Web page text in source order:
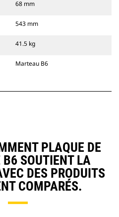
68 mm
543 mm
41.5 kg
Marteau B6
PLAQUE DE
B6 SOUTIENT LA
DES PRODUITS
COMPARÉS.